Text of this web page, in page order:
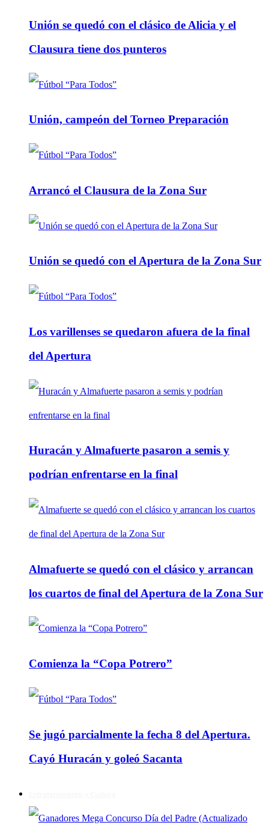
Unión se quedó con el clásico de Alicia y el
Clausura tiene dos punteros
Unión, campeón del Torneo Preparación
Arrancó el Clausura de la Zona Sur
Unión se quedó con el Apertura de la Zona Sur
Los varillenses se quedaron afuera de la final
del Apertura
Huracán y Almafuerte pasaron a semis y
podrían enfrentarse en la final
Almafuerte se quedó con el clásico y arrancan
los cuartos de final del Apertura de la Zona Sur
Comienza la “Copa Potrero”
Se jugó parcialmente la fecha 8 del Apertura.
Cayó Huracán y goleó Sacanta